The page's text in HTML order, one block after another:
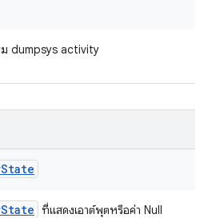
ม dumpsys activity
State
State ที่แสดงเอาต์พุตหรือค่า Null